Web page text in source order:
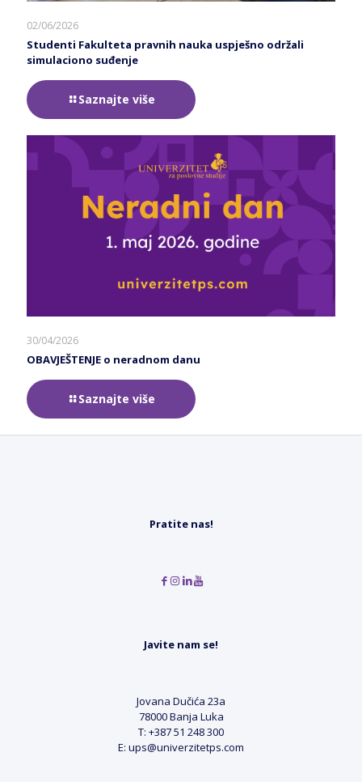
02/06/2026
Studenti Fakulteta pravnih nauka uspješno održali
simulaciono suđenje
Saznajte više
30/04/2026
OBAVJEŠTENJE o neradnom danu
Saznajte više
Pratite nas!
Javite nam se!
Jovana Dučića 23a
78000 Banja Luka
T: +387 51 248 300
E: ups@univerzitetps.com